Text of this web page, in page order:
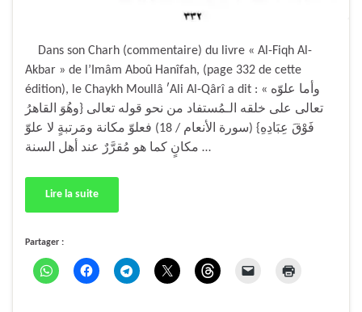
Dans son Charh (commentaire) du livre « Al-Fiqh Al-
Akbar » de l’Imâm Aboû Hanîfah, (page 332 de cette
édition), le Chaykh Moullâ ʹAli Al-Qârî a dit : « وأما علوّه
تعالى على خلقه الـمُستفاد من نحو قوله تعالى {وهُوَ القاهرُ
فَوْقَ عِبَادِهِ} (سورة الأنعام / 18) فعلوّ مكانة ومَرتبةٍ لا علوّ
مكانٍ كما هو مُقرَّرٌ عند أهل السنة …
Lire la suite
Partager :